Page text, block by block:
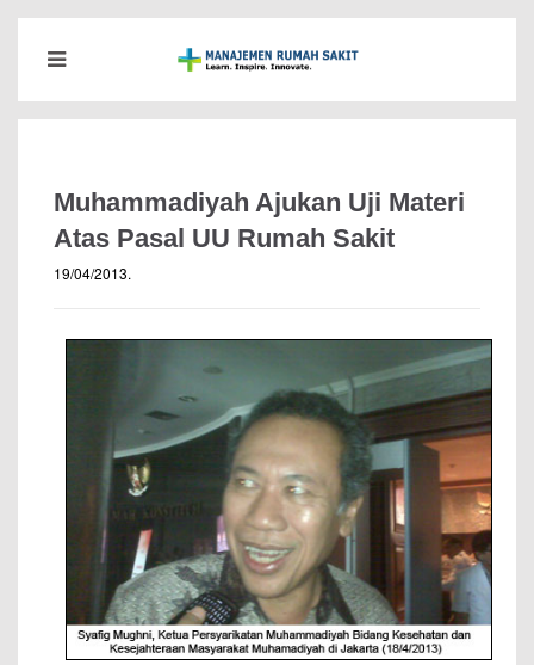
Muhammadiyah Ajukan Uji Materi
Atas Pasal UU Rumah Sakit
19/04/2013.